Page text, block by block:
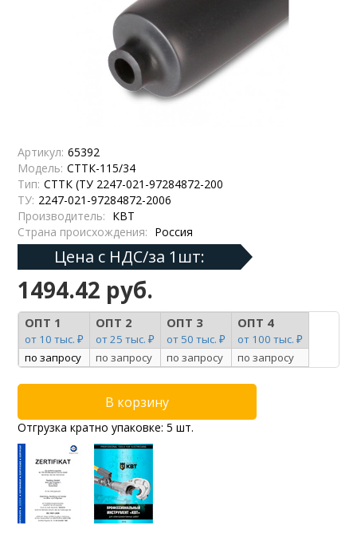
Артикул: 65392
Модель: СТТК-115/34
Тип: СТТК (ТУ 2247-021-97284872-200
ТУ: 2247-021-97284872-2006
Производитель: КВТ
Страна происхождения: Россия
Цена с НДС/за 1шт:
1494.42 руб.
ОПТ 1
от 10 тыс. ₽
ОПТ 2
от 25 тыс. ₽
ОПТ 3
от 50 тыс. ₽
ОПТ 4
от 100 тыс. ₽
по запросу
по запросу по запросу по запросу
Отгрузка кратно упаковке: 5 шт.